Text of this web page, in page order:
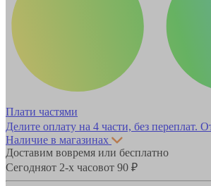
Плати частями
Делите оплату на 4 части, без переплат.
Наличие в магазинах
Доставим вовремя или бесплатно
Сегодняот 2-х часовот 90 ₽